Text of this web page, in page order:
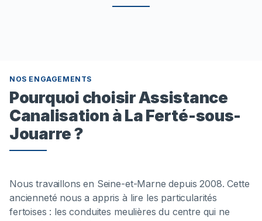
NOS ENGAGEMENTS
Pourquoi choisir Assistance
Canalisation à La Ferté-sous-
Jouarre ?
Nous travaillons en Seine-et-Marne depuis 2008. Cette
ancienneté nous a appris à lire les particularités
fertoises : les conduites meulières du centre qui ne